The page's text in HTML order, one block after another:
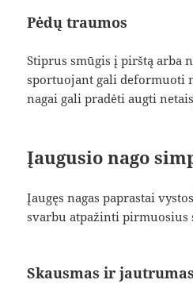
Pėdų traumos
Stiprus smūgis į pirštą arba
sportuojant gali deformuoti
nagai gali pradėti augti
Įaugusio nago
Įaugęs nagas paprastai
svarbu atpažinti pirmuosius
Skausmas ir jautrumas